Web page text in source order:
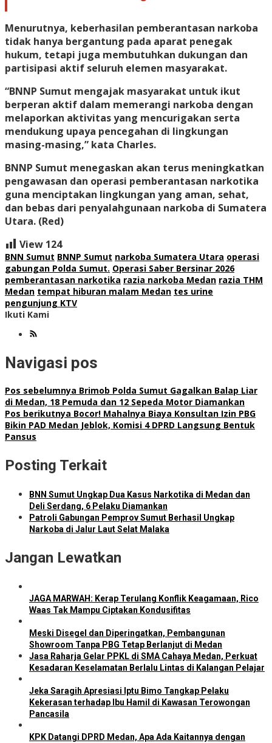
Menurutnya, keberhasilan pemberantasan narkoba
tidak hanya bergantung pada aparat penegak
hukum, tetapi juga membutuhkan dukungan dan
partisipasi aktif seluruh elemen masyarakat.
“BNNP Sumut mengajak masyarakat untuk ikut
berperan aktif dalam memerangi narkoba dengan
melaporkan aktivitas yang mencurigakan serta
mendukung upaya pencegahan di lingkungan
masing-masing,” kata Charles.
BNNP Sumut menegaskan akan terus meningkatkan
pengawasan dan operasi pemberantasan narkotika
guna menciptakan lingkungan yang aman, sehat,
dan bebas dari penyalahgunaan narkoba di Sumatera
Utara. (Red)
View 124
BNN Sumut BNNP Sumut narkoba Sumatera Utara operasi
gabungan Polda Sumut. Operasi Saber Bersinar 2026
pemberantasan narkotika razia narkoba Medan razia THM
Medan tempat hiburan malam Medan tes urine
pengunjung KTV
Ikuti Kami
Navigasi pos
Pos sebelumnya Brimob Polda Sumut Gagalkan Balap Liar
di Medan, 18 Pemuda dan 12 Sepeda Motor Diamankan
Pos berikutnya Bocor! Mahalnya Biaya Konsultan Izin PBG
Bikin PAD Medan Jeblok, Komisi 4 DPRD Langsung Bentuk
Pansus
Posting Terkait
BNN Sumut Ungkap Dua Kasus Narkotika di Medan dan
Deli Serdang, 6 Pelaku Diamankan
Patroli Gabungan Pemprov Sumut Berhasil Ungkap
Narkoba di Jalur Laut Selat Malaka
Jangan Lewatkan
JAGA MARWAH: Kerap Terulang Konflik Keagamaan, Rico
Waas Tak Mampu Ciptakan Kondusifitas
Meski Disegel dan Diperingatkan, Pembangunan
Showroom Tanpa PBG Tetap Berlanjut di Medan
Jasa Raharja Gelar PPKL di SMA Cahaya Medan, Perkuat
Kesadaran Keselamatan Berlalu Lintas di Kalangan Pelajar
Jeka Saragih Apresiasi Iptu Bimo Tangkap Pelaku
Kekerasan terhadap Ibu Hamil di Kawasan Terowongan
Pancasila
KPK Datangi DPRD Medan, Apa Ada Kaitannya dengan